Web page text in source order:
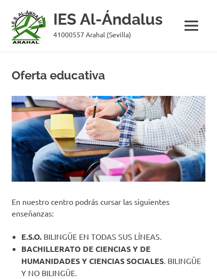
contenido
IES Al-Ándalus
41000557 Arahal (Sevilla) MENÚ
Oferta educativa
En nuestro centro podrás cursar las siguientes
enseñanzas:
E.S.O. BILINGÜE EN TODAS SUS LÍNEAS.
BACHILLERATO DE CIENCIAS Y DE
HUMANIDADES Y CIENCIAS SOCIALES. BILINGÜE
Y NO BILINGÜE.